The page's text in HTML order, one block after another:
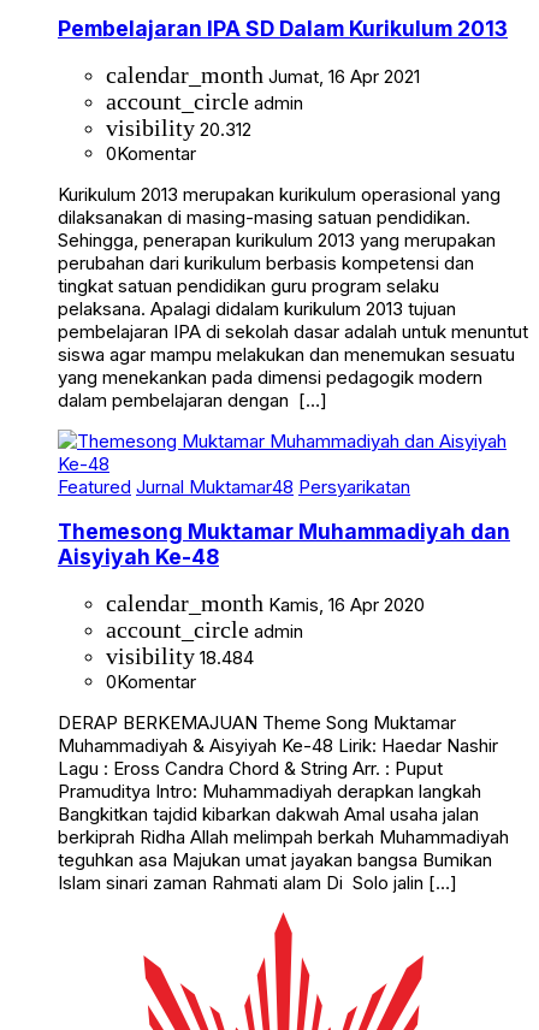
Pembelajaran IPA SD Dalam Kurikulum 2013
calendar_month Jumat, 16 Apr 2021
account_circle admin
visibility 20.312
0Komentar
Kurikulum 2013 merupakan kurikulum operasional yang
dilaksanakan di masing-masing satuan pendidikan.
Sehingga, penerapan kurikulum 2013 yang merupakan
perubahan dari kurikulum berbasis kompetensi dan
tingkat satuan pendidikan guru program selaku
pelaksana. Apalagi didalam kurikulum 2013 tujuan
pembelajaran IPA di sekolah dasar adalah untuk menuntut
siswa agar mampu melakukan dan menemukan sesuatu
yang menekankan pada dimensi pedagogik modern
dalam pembelajaran dengan […]
Featured Jurnal Muktamar48 Persyarikatan
Themesong Muktamar Muhammadiyah dan
Aisyiyah Ke-48
calendar_month Kamis, 16 Apr 2020
account_circle admin
visibility 18.484
0Komentar
DERAP BERKEMAJUAN Theme Song Muktamar
Muhammadiyah & Aisyiyah Ke-48 Lirik: Haedar Nashir
Lagu : Eross Candra Chord & String Arr. : Puput
Pramuditya Intro: Muhammadiyah derapkan langkah
Bangkitkan tajdid kibarkan dakwah Amal usaha jalan
berkiprah Ridha Allah melimpah berkah Muhammadiyah
teguhkan asa Majukan umat jayakan bangsa Bumikan
Islam sinari zaman Rahmati alam Di Solo jalin […]